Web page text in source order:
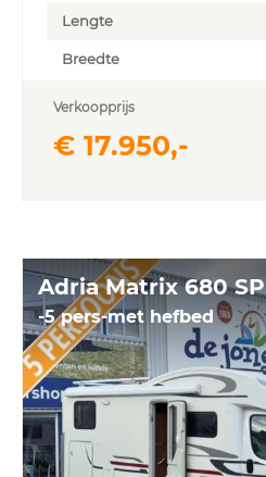
Lengte
Breedte
Verkoopprijs
€ 17.950,-
Adria Matrix 680 SP
-5 pers-met hefbed